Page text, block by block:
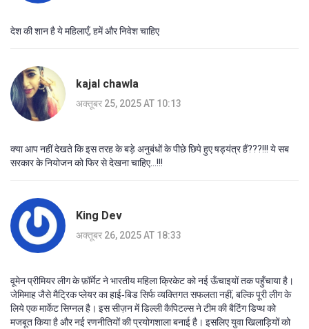
देश की शान है ये महिलाएँ, हमें और निवेश चाहिए
kajal chawla
अक्तूबर 25, 2025 AT 10:13
क्या आप नहीं देखते कि इस तरह के बड़े अनुबंधों के पीछे छिपे हुए षड्यंत्र हैं???!!! ये सब
सरकार के नियोजन को फिर से देखना चाहिए...!!!
King Dev
अक्तूबर 26, 2025 AT 18:33
वूमेन प्रीमियर लीग के फ़ॉर्मेट ने भारतीय महिला क्रिकेट को नई ऊँचाइयों तक पहुँचाया है।
जेमिमाह जैसे मैट्रिक प्लेयर का हाई‑बिड सिर्फ व्यक्तिगत सफलता नहीं, बल्कि पूरी लीग के
लिये एक मार्केट सिग्नल है। इस सीज़न में डिल्ली कैपिटल्स ने टीम की बैटिंग डिप्थ को
मजबूत किया है और नई रणनीतियों की प्रयोगशाला बनाई है। इसलिए युवा खिलाड़ियों को